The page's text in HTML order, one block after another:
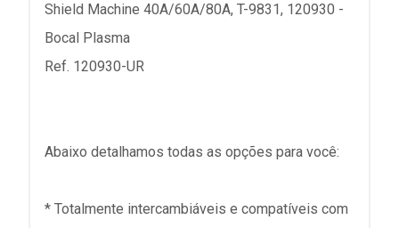
Shield Machine 40A/60A/80A, T-9831, 120930 -
Bocal Plasma
Ref. 120930-UR
Abaixo detalhamos todas as opções para você:
* Totalmente intercambiáveis e compatíveis com